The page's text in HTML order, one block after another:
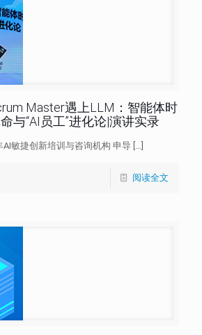
Master遇上LLM：智能体时
与“AI员工”进化论|演讲实录
敏捷创新培训与咨询机构 申导 […]
阅读全文